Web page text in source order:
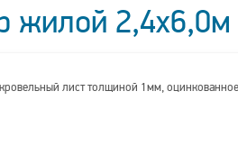
жилой 2,4х6,0м
лист толщиной 1мм,